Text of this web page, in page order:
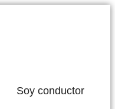
Soy conductor